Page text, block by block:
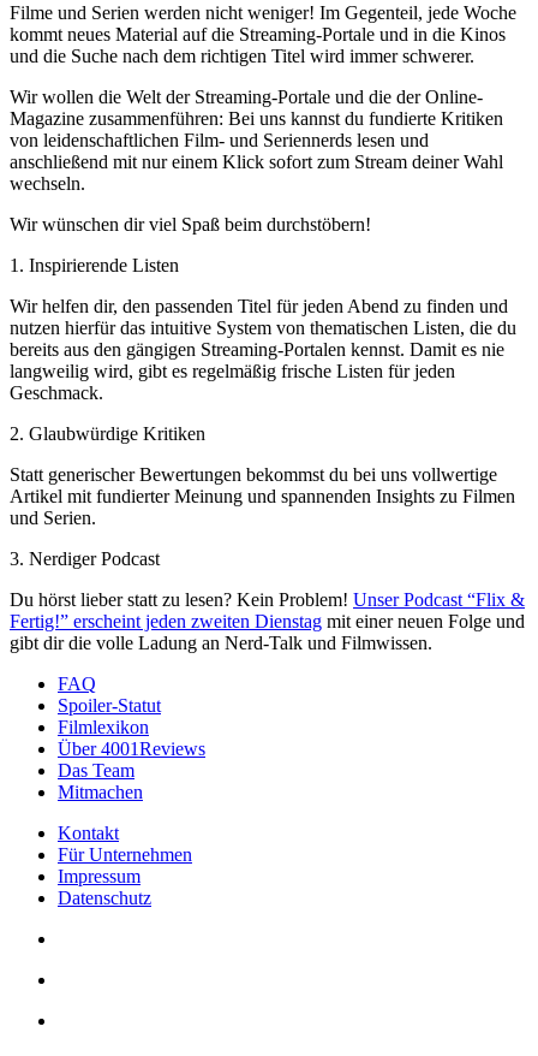
Filme und Serien werden nicht weniger! Im Gegenteil, jede Woche
kommt neues Material auf die Streaming-Portale und in die Kinos
und die Suche nach dem richtigen Titel wird immer schwerer.
Wir wollen die Welt der Streaming-Portale und die der Online-
Magazine zusammenführen: Bei uns kannst du fundierte Kritiken
von leidenschaftlichen Film- und Seriennerds lesen und
anschließend mit nur einem Klick sofort zum Stream deiner Wahl
wechseln.
Wir wünschen dir viel Spaß beim durchstöbern!
1. Inspirierende Listen
Wir helfen dir, den passenden Titel für jeden Abend zu finden und
nutzen hierfür das intuitive System von thematischen Listen, die du
bereits aus den gängigen Streaming-Portalen kennst. Damit es nie
langweilig wird, gibt es regelmäßig frische Listen für jeden
Geschmack.
2. Glaubwürdige Kritiken
Statt generischer Bewertungen bekommst du bei uns vollwertige
Artikel mit fundierter Meinung und spannenden Insights zu Filmen
und Serien.
3. Nerdiger Podcast
Du hörst lieber statt zu lesen? Kein Problem! Unser Podcast “Flix &
Fertig!” erscheint jeden zweiten Dienstag mit einer neuen Folge und
gibt dir die volle Ladung an Nerd-Talk und Filmwissen.
FAQ
Spoiler-Statut
Filmlexikon
Über 4001Reviews
Das Team
Mitmachen
Kontakt
Für Unternehmen
Impressum
Datenschutz